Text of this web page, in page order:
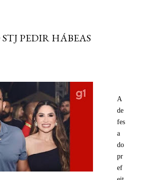
PEDIR HÁBEAS
A
de
fes
a
do
pr
ef